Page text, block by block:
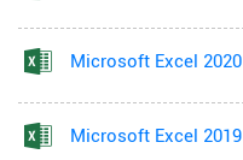
Microsoft Excel 2020
Microsoft Excel 2019